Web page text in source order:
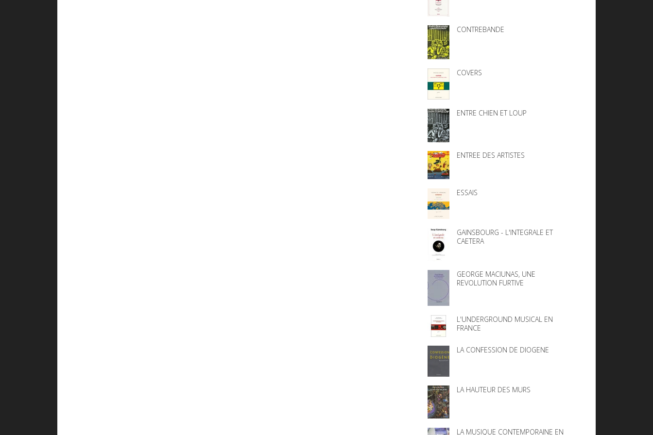
CONTREBANDE
COVERS
ENTRE CHIEN ET LOUP
ENTREE DES ARTISTES
ESSAIS
GAINSBOURG - L'INTEGRALE ET
CAETERA
GEORGE MACIUNAS, UNE
REVOLUTION FURTIVE
L'UNDERGROUND MUSICAL EN
FRANCE
LA CONFESSION DE DIOGENE
LA HAUTEUR DES MURS
LA MUSIQUE CONTEMPORAINE EN